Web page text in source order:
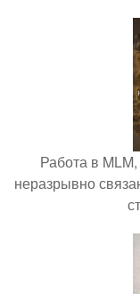
Работа в
неразрывно